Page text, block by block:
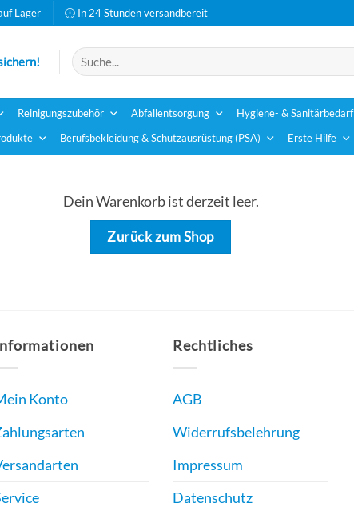
Lager 🕛 In 24 Stunden versandbereit
Suchen
nach:
Reinigungszubehör Abfallentsorgung Hygiene- & Sanitärbedarf
Berufsbekleidung & Schutzausrüstung (PSA) Erste Hilfe
Dein Warenkorb ist derzeit leer.
Zurück zum Shop
Konto
Rechtliches
AGB
Widerrufsbelehrung
Impressum
Datenschutz